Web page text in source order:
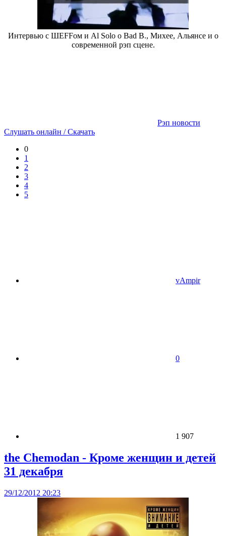
Интервью с ШЕFFом и Al Solo о Bad B., Михее, Альянсе и о
современной рэп сцене.
Рэп новости
Слушать онлайн / Скачать
0
1
2
3
4
5
vAmpir
0
1 907
the Chemodan - Кроме женщин и детей
31 декабря
29/12/2012 20:23